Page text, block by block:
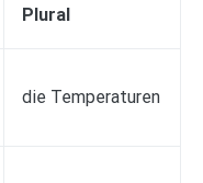
Plural
die Temperaturen